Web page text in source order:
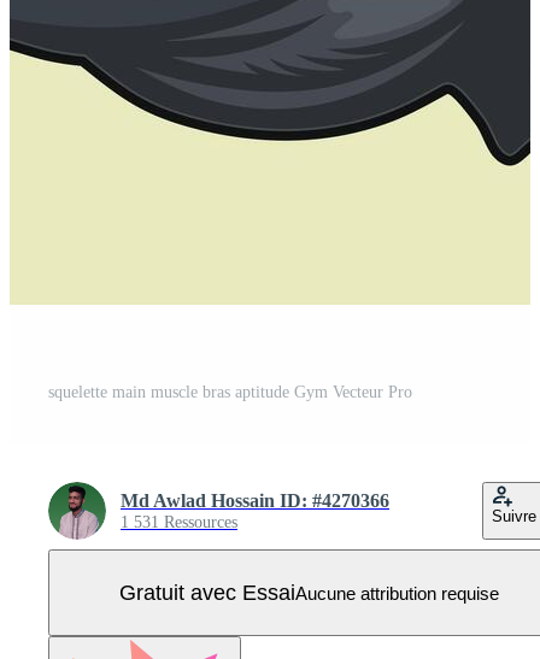
squelette main muscle bras aptitude Gym Vecteur Pro
Md Awlad Hossain ID: #4270366
1 531 Ressources Suivre
Gratuit avec EssaiAucune attribution requise